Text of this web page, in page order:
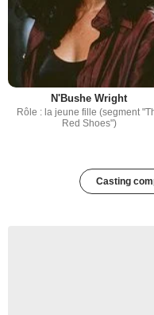
N'Bushe Wright
Rôle : la jeune fille (segment
Red Shoes")
Casting